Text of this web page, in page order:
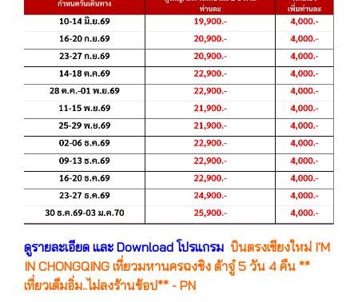
ดูรายละเอียด และ Download โปรแกรม บินตรงเชียงใหม่ I'M
IN CHONGQING เที่ยวมหานครฉงชิง ต้าจู๋ 5 วัน 4 คืน **
เที่ยวเต็มอิ่ม..ไม่ลงร้านช้อป** - PN